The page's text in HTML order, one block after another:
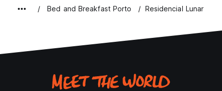
Bed and Breakfast Porto Residencial Lunar